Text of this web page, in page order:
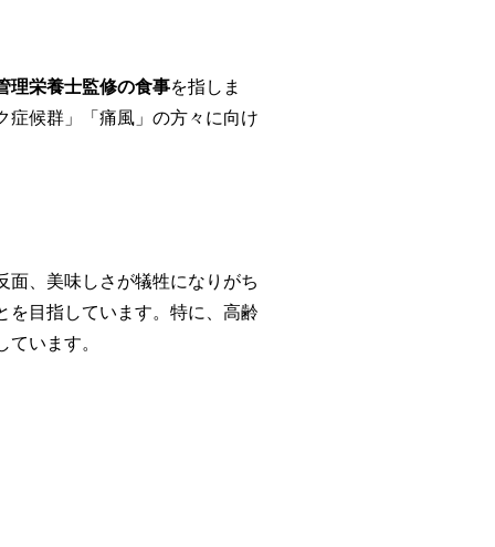
理栄養士監修の食事を指しま
症候群」「痛風」の方々に向け
面、美味しさが犠牲になりがち
を目指しています。特に、高齢
います。